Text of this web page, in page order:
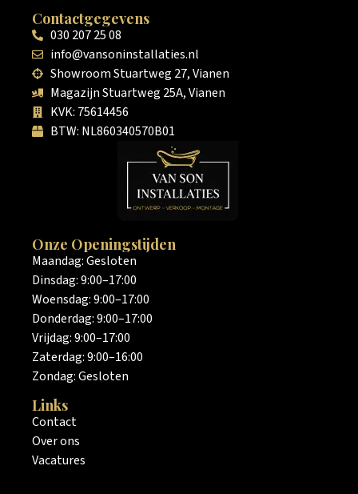
Contactgegevens
030 207 25 08
info@vansoninstallaties.nl
Showroom Stuartweg 27, Vianen
Magazijn Stuartweg 25A, Vianen
KVK: 75614456
BTW: NL860340570B01
Onze Openingstijden
Maandag: Gesloten
Dinsdag: 9:00–17:00
Woensdag: 9:00–17:00
Donderdag: 9:00–17:00
Vrijdag: 9:00–17:00
Zaterdag: 9:00–16:00
Zondag: Gesloten
Links
Contact
Over ons
Vacatures